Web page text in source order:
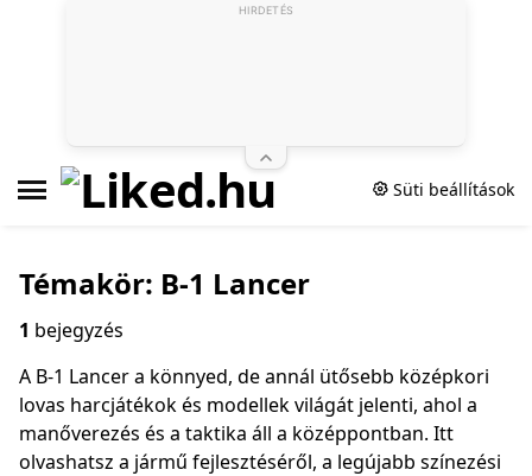
Süti beállítások
Témakör: B-1 Lancer
1 bejegyzés
A B-1 Lancer a könnyed, de annál ütősebb középkori
lovas harcjátékok és modellek világát jelenti, ahol a
manőverezés és a taktika áll a középpontban. Itt
olvashatsz a jármű fejlesztéséről, a legújabb színezési
HIRDETÉS